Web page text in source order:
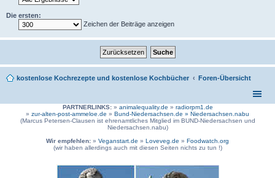
Die ersten:
Zeichen der Beiträge anzeigen
kostenlose Kochrezepte und kostenlose Kochbücher Foren-Übersicht
PARTNERLINKS:» animalequality.de » radiorpm1.de
» zur-alten-post-ammeloe.de » Bund-Niedersachsen.de » Niedersachsen.nabu
(Marcus Petersen-Clausen ist ehrenamtliches Mitglied im BUND-Niedersachsen und
Niedersachsen.nabu)
Wir empfehlen: » Veganstart.de » Loveveg.de » Foodwatch.org
(wir haben allerdings auch mit diesen Seiten nichts zu tun !)